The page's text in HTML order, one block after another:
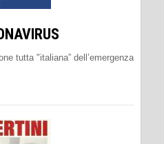
tutta "italiana” dell’emergenza